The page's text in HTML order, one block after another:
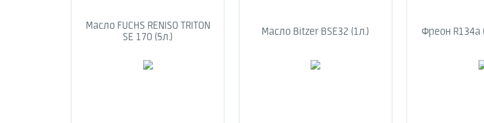
Масло FUCHS RENISO TRITON
SE 170 (5л.)
Масло Bitzer BSE32 (1л.) Фреон R134a